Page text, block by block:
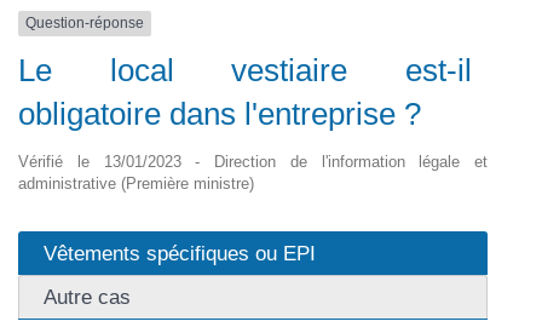
Question-réponse
Le local vestiaire est-il
obligatoire dans l'entreprise ?
Vérifié le 13/01/2023 - Direction de l'information légale et
administrative (Première ministre)
Vêtements spécifiques ou EPI
Autre cas